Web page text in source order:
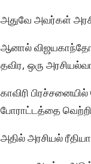
அதுவே அவர்கள்
ஆனால் விஜயகாந்தோ
தவிர, ஒரு
காவிரி
போராட்டத்தை
அதில் அரசியல்